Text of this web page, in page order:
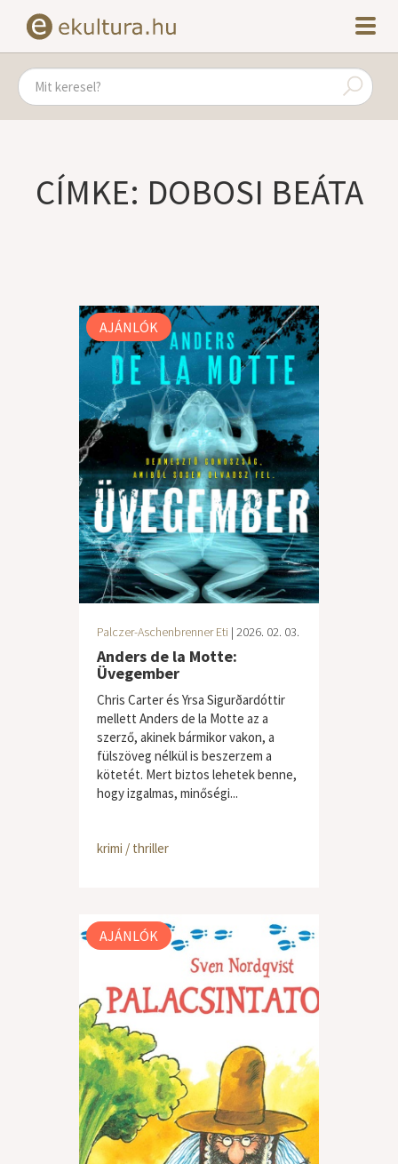
CÍMKE: DOBOSI BEÁTA
AJÁNLÓK
Palczer-Aschenbrenner Eti | 2026. 02. 03.
Anders de la Motte:
Üvegember
Chris Carter és Yrsa Sigurðardóttir
mellett Anders de la Motte az a
szerző, akinek bármikor vakon, a
fülszöveg nélkül is beszerzem a
kötetét. Mert biztos lehetek benne,
hogy izgalmas, minőségi...
krimi / thriller
AJÁNLÓK